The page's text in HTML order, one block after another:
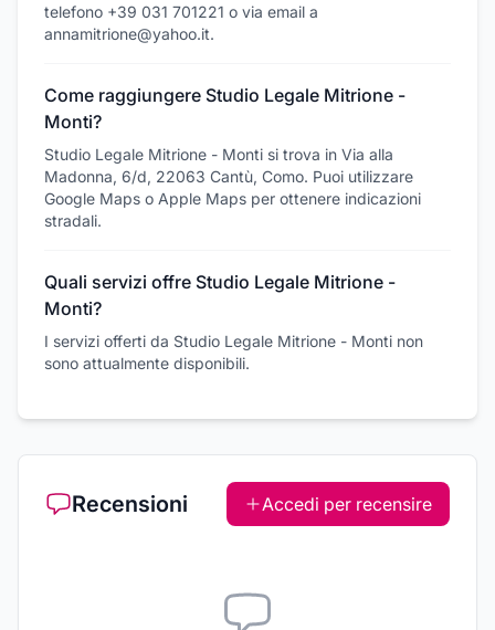
telefono +39 031 701221 o via email a
annamitrione@yahoo.it.
Come raggiungere Studio Legale Mitrione -
Monti?
Studio Legale Mitrione - Monti si trova in Via alla
Madonna, 6/d, 22063 Cantù, Como. Puoi utilizzare
Google Maps o Apple Maps per ottenere indicazioni
stradali.
Quali servizi offre Studio Legale Mitrione -
Monti?
I servizi offerti da Studio Legale Mitrione - Monti non
sono attualmente disponibili.
Recensioni Accedi per recensire